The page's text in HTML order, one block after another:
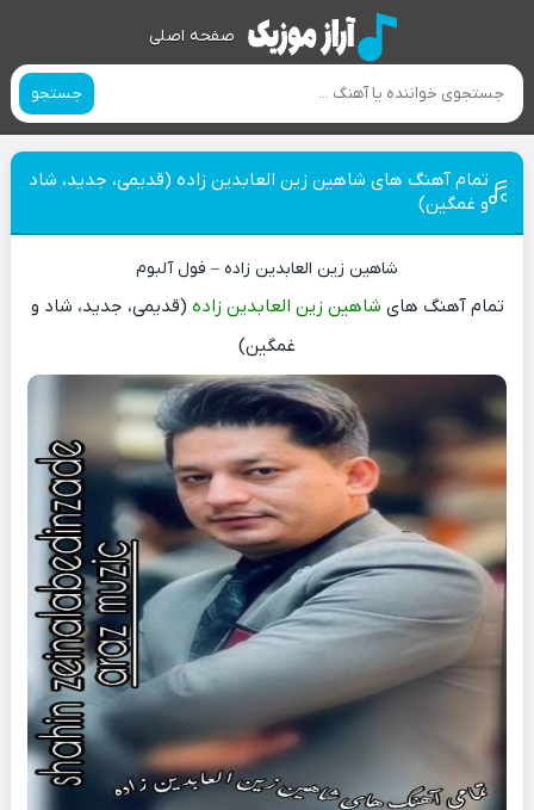
صفحه اصلی
جستجو
تمام آهنگ های شاهین زین العابدین زاده (قدیمی، جدید، شاد
و غمگین)
شاهین زین العابدین زاده – فول آلبوم
تمام آهنگ های شاهین زین العابدین زاده (قدیمی، جدید، شاد و
غمگین)